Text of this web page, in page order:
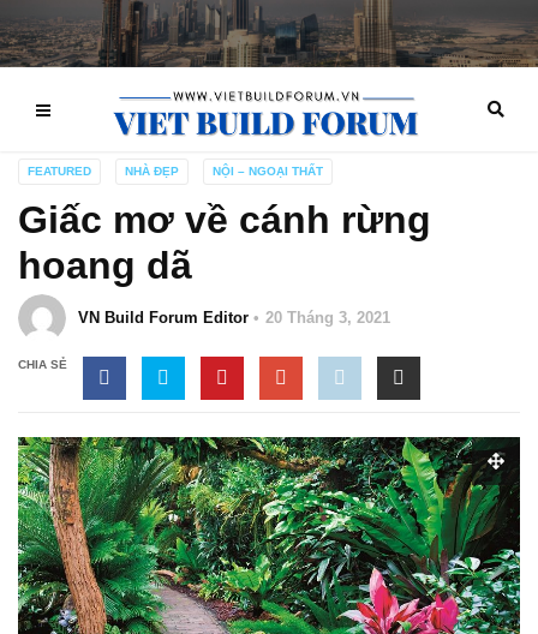
FEATURED NHÀ ĐẸP NỘI – NGOẠI THẤT
Giấc mơ về cánh rừng
hoang dã
VN Build Forum Editor 20 Tháng 3, 2021
CHIA SẺ